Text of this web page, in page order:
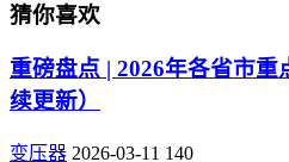
猜你喜欢
重磅盘点 | 2026年各省市
续更新）
变压器 2026-03-11 140